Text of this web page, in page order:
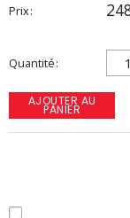
Prix
Quantité
AJOUTER AU
PANIER